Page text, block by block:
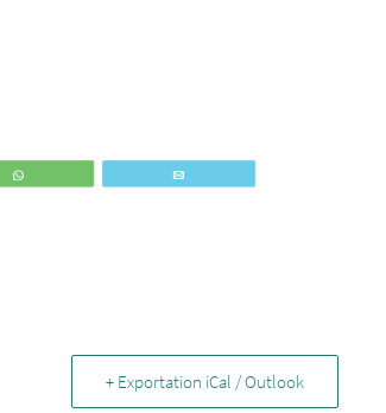
+ Exportation iCal / Outlook